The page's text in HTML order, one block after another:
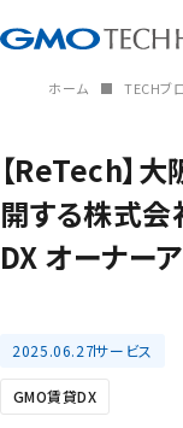
ホーム TECHブ
【ReTech】
開する株式会
DX オーナーア
2025.06.27サービス
GMO賃貸DX